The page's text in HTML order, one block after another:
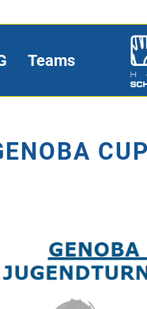
Teams